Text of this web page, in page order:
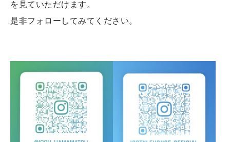
を見ていただけます。
是非フォローしてみてください。